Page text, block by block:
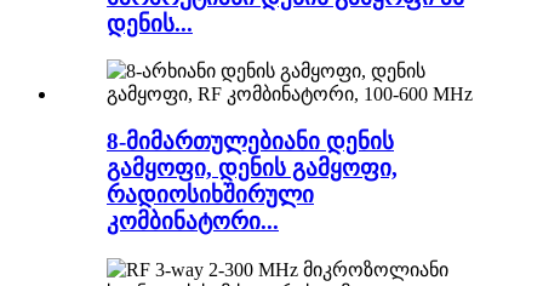
დენის...
8-მიმართულებიანი დენის
გამყოფი, დენის გამყოფი,
რადიოსიხშირული
კომბინატორი...